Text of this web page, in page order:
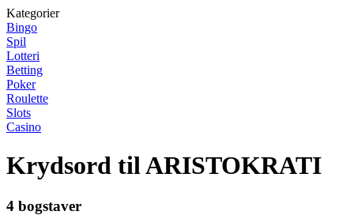
Kategorier
Bingo
Spil
Lotteri
Betting
Poker
Roulette
Slots
Casino
Krydsord til ARISTOKRATI
4 bogstaver